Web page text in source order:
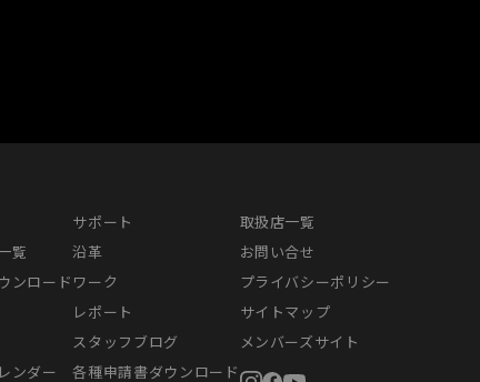
覧
ンロード
ンダー
サポート
沿革
ワーク
レポート
スタッフブログ
各種申請書ダウンロード
取扱店一覧
お問い合せ
プライバシーポリシー
サイトマップ
メンバーズサイト